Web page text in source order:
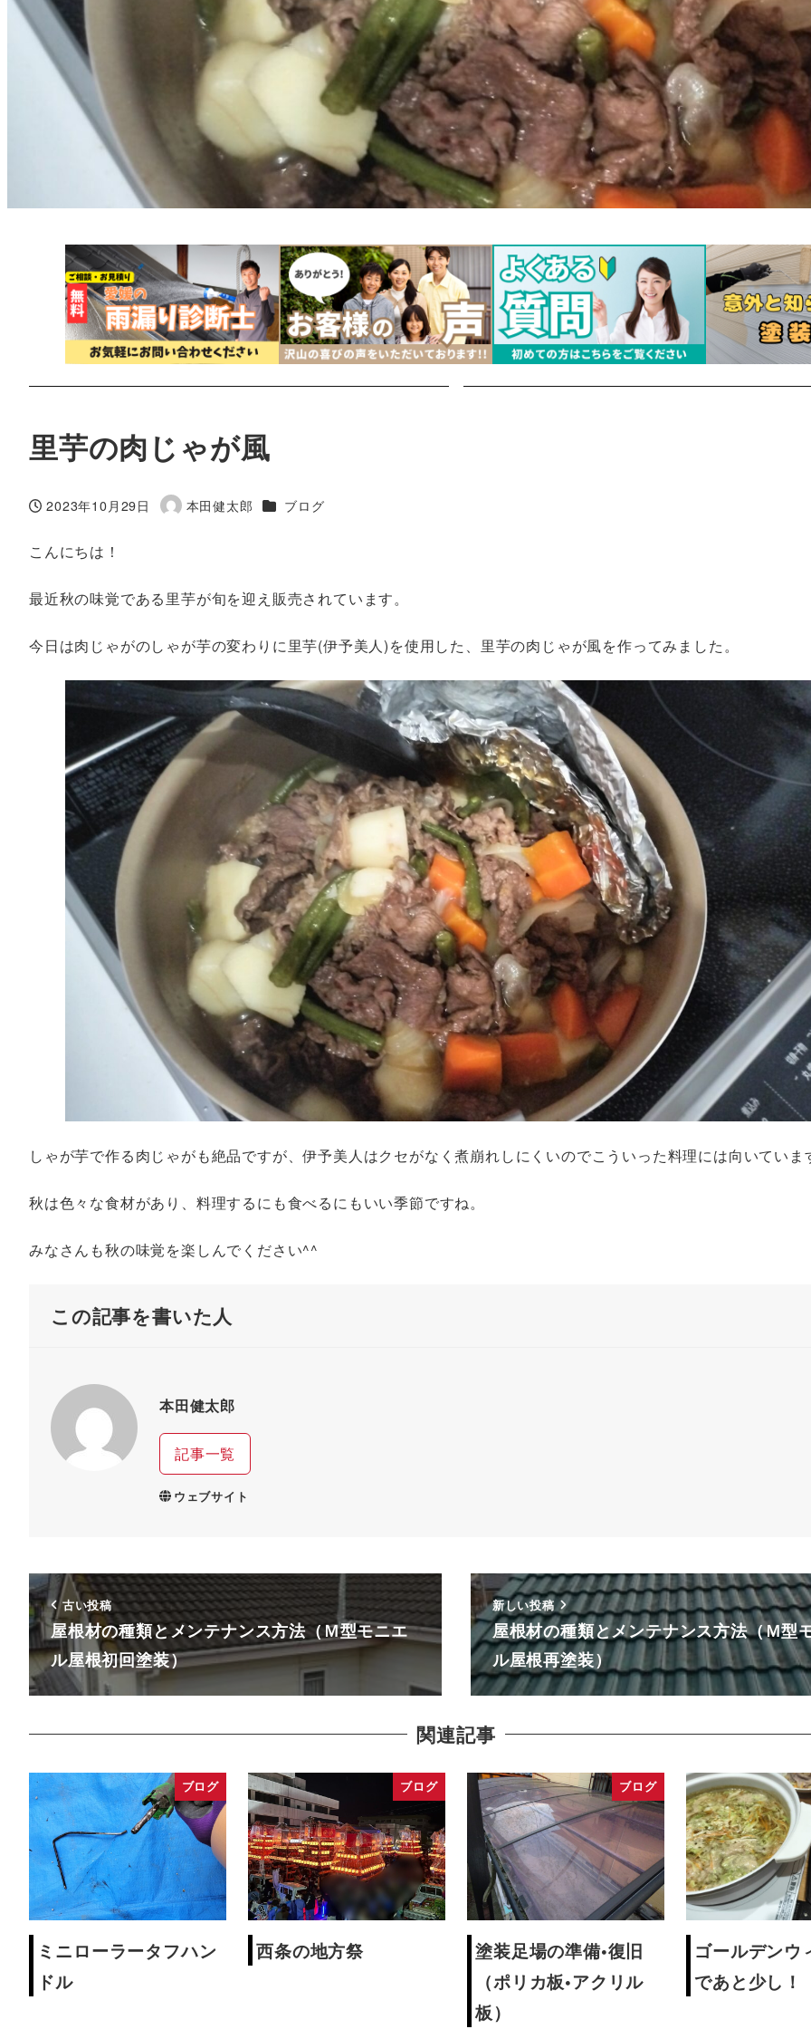
里芋の肉じゃが風
投稿日
2023年10月29日
著
本田健太郎 カテゴリー
ブログ
こんにちは！
最近秋の味覚である里芋が旬を迎え販売されています。
今日は肉じゃがのしゃが芋の変わりに里芋(伊予美人)を使用した、里芋の肉じゃが風を作ってみました。
しゃが芋で作る肉じゃがも絶品ですが、伊予美人はクセがなく煮崩れしにくいのでこういった料理には向いていま
秋は色々な食材があり、料理するにも食べるにもいい季節ですね。
みなさんも秋の味覚を楽しんでください^^
この記事を書いた人
本田健太郎
記事一覧
ウェブサイト
古い投稿
屋根材の種類とメンテナンス方法（Ｍ型モニエ
ル屋根初回塗装）
新しい投稿
屋根材の種類とメンテナンス方法（Ｍ型
ル屋根再塗装）
関連記事
ブログ
ミニローラータフハン
ドル
ブログ
西条の地方祭
ブログ
塗装足場の準備•復旧
（ポリカ板•アクリル
板）
ゴールデンウ
であと少し！